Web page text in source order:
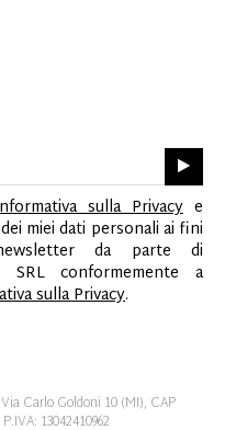
sulla Privacye
miei dati personali ai fini
da parte di
SRL conformemente a
sulla Privacy.
Carlo Goldoni 10 (MI), CAP
13042410962